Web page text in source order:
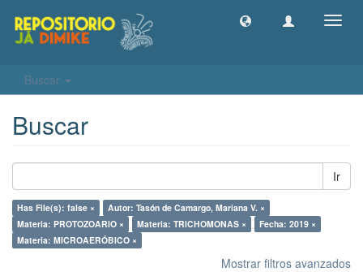
Buscar
Buscar
Ir
Has File(s): false ×
Autor: Tasón de Camargo, Mariana V. ×
Materia: PROTOZOARIO ×
Materia: TRICHOMONAS ×
Fecha: 2019 ×
Materia: MICROAERÓBICO ×
Mostrar filtros avanzados